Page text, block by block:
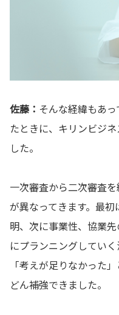
佐藤： そんな経緯もあ
たときに、キリンビジ
した。
一次審査から二次審査
が異なってきます。最
明、次に事業性、協業
にプランニングしてい
「考えが足りなかった
どん補強できました。